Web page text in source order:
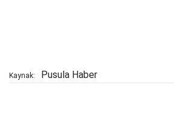
Kaynak: Pusula Haber